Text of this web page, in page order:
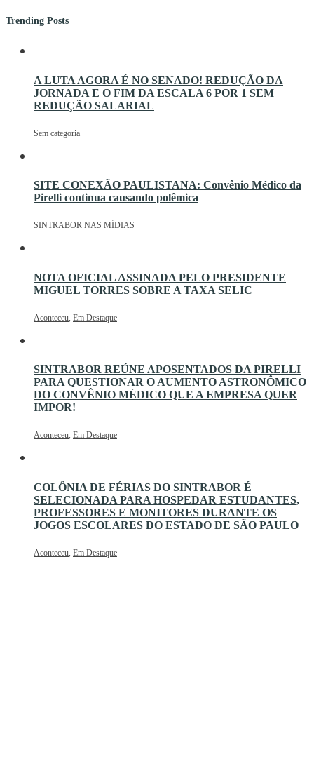
Trending Posts
A LUTA AGORA É NO SENADO! REDUÇÃO DA
JORNADA E O FIM DA ESCALA 6 POR 1 SEM
REDUÇÃO SALARIAL
Sem categoria
SITE CONEXÃO PAULISTANA: Convênio Médico da
Pirelli continua causando polêmica
SINTRABOR NAS MÍDIAS
NOTA OFICIAL ASSINADA PELO PRESIDENTE
MIGUEL TORRES SOBRE A TAXA SELIC
Aconteceu, Em Destaque
SINTRABOR REÚNE APOSENTADOS DA PIRELLI
PARA QUESTIONAR O AUMENTO ASTRONÔMICO
DO CONVÊNIO MÉDICO QUE A EMPRESA QUER
IMPOR!
Aconteceu, Em Destaque
COLÔNIA DE FÉRIAS DO SINTRABOR É
SELECIONADA PARA HOSPEDAR ESTUDANTES,
PROFESSORES E MONITORES DURANTE OS
JOGOS ESCOLARES DO ESTADO DE SÃO PAULO
Aconteceu, Em Destaque